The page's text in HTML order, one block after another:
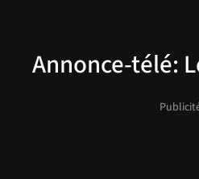
Annonce-télé: